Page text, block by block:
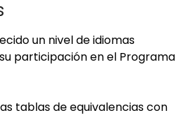
un nivel de idiomas
participación en el Programa
tablas de equivalencias con